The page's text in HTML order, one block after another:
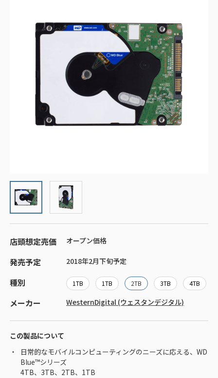
店頭想定売価 オープン価格
発売予定 2018年2月下旬予定
種別 1TB 1TB 2TB 3TB 4TB
メーカー WesternDigital (ウェスタンデジタル)
この製品について
日常的なモバイルコンピューティングのニーズに応える、WD
Blue™シリーズ
4TB、3TB、2TB、1TB